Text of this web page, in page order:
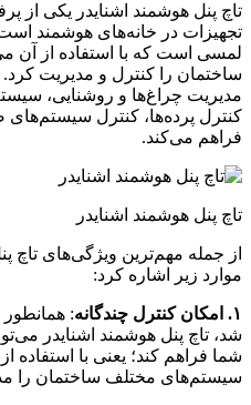
تاچ پنل هوشمند اشنایدر یکی
تجهیزات در خانه‌های هوشمند
لمسی است که با استفاده از آن
ساختمان را کنترل و مدیریت
مدیریت چراغ‌ها و روشنایی،
کنترل پرده‌ها، کنترل
فراهم می‌کند.
تاچ پنل هوشمند اشنایدر
از جمله مهم‌ترین ویژگی‌های تاچ
موارد زیر اشاره کرد:
۱. امکان کنترل چندگانه
: همانطور
شد، تاچ پنل هوشمند اشنایدر
شما فراهم کند؛ یعنی با استفاده
سیستم‌های مختلف ساختمان را